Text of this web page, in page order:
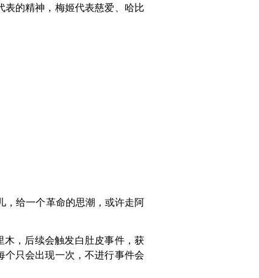
的精神，梅姬代表慈爱、哈比
，给一个革命的思潮，或许走阿
，后续会触发白肚皮事件，获
只会出现一次，不进行事件会